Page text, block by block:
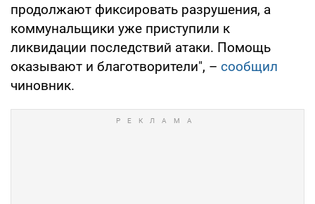
продолжают фиксировать разрушения, а
коммунальщики уже приступили к
ликвидации последствий атаки. Помощь
оказывают и благотворители", – сообщил
чиновник.